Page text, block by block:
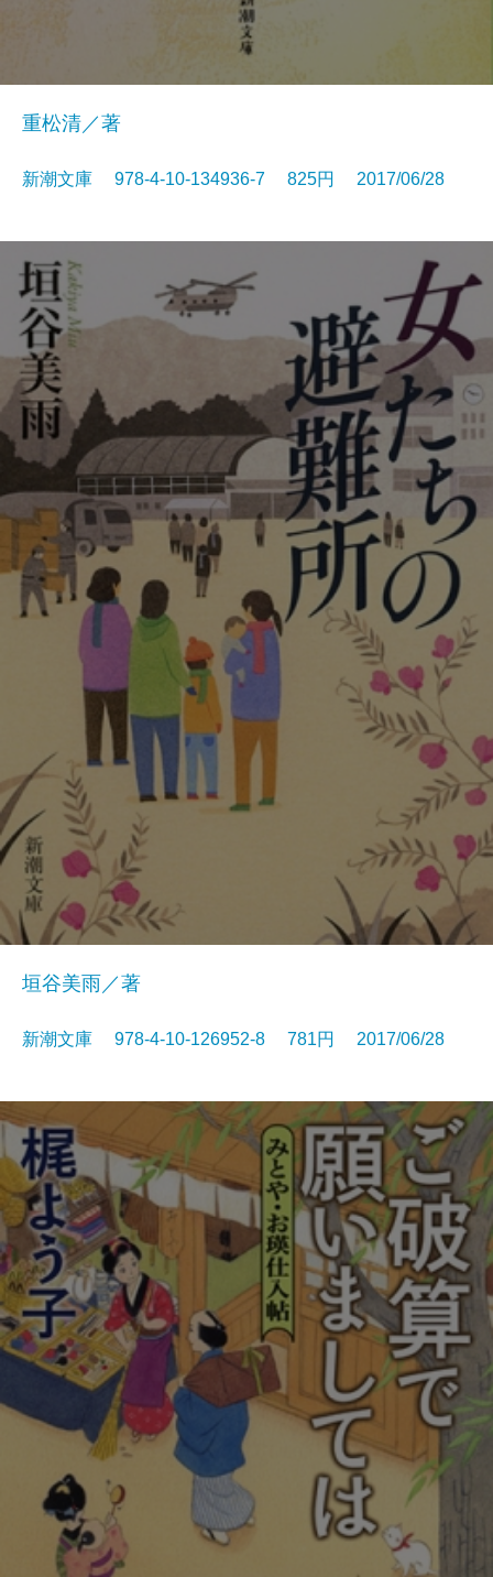
重松清／著
新潮文庫 978-4-10-134936-7 825円 2017/06/28
垣谷美雨／著
新潮文庫 978-4-10-126952-8 781円 2017/06/28